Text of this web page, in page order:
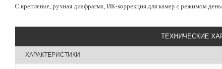
C крепление, ручная диафрагма, ИК-коррекция для камер с режимом
ТЕХНИЧЕСКИЕ
ХАРАКТЕРИСТИКИ